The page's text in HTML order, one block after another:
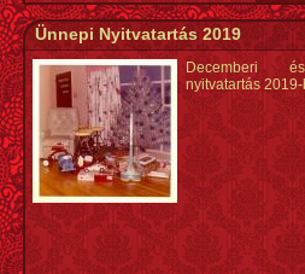
Ünnepi Nyitvatartás 2019
Decemberi
nyitvatartás